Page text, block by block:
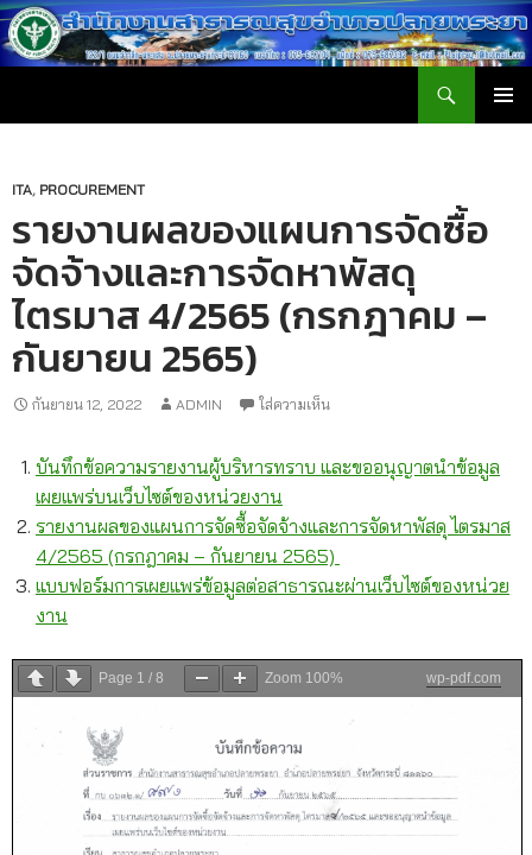
เนื้อหา
ITA, PROCUREMENT
รายงานผลของแผนการจัดซื้อ
จัดจ้างและการจัดหาพัสดุ
ไตรมาส 4/2565 (กรกฎาคม –
กันยายน 2565)
กันยายน 12, 2022 ADMIN ใส่ความเห็น
บันทึกข้อความรายงานผู้บริหารทราบ และขออนุญาตนำข้อมูล
เผยแพร่บนเว็บไซต์ของหน่วยงาน
รายงานผลของแผนการจัดซื้อจัดจ้างและการจัดหาพัสดุ ไตรมาส
4/2565 (กรกฎาคม – กันยายน 2565)
แบบฟอร์มการเผยแพร่ข้อมูลต่อสาธารณะผ่านเว็บไซต์ของหน่วย
งาน
Page 1 / 8 Zoom 100% wp-pdf.com